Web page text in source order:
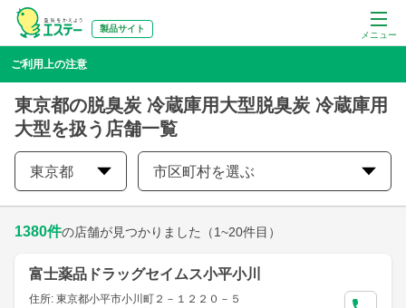
メニュー
製品サイト
ご利用上の注意
東京都の脱臭炭 冷蔵庫用大型脱臭炭 冷蔵庫用
大型を扱う店舗一覧
東京都 市区町村を選ぶ
1380件の店舗が見つかりました （1~20件目）
富士薬品ドラッグセイムス小平小川
住所: 東京都小平市小川町２－１２２０－５